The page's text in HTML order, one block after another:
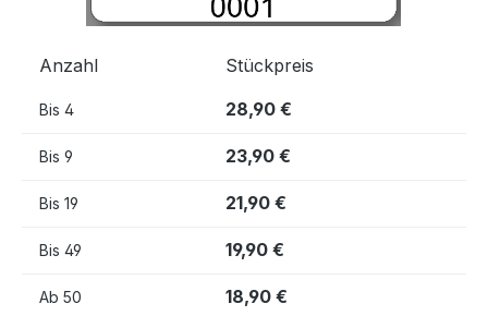
Anzahl Stückpreis
Bis 4 28,90 €
Bis 9 23,90 €
Bis 19 21,90 €
Bis 49 19,90 €
Ab 50 18,90 €